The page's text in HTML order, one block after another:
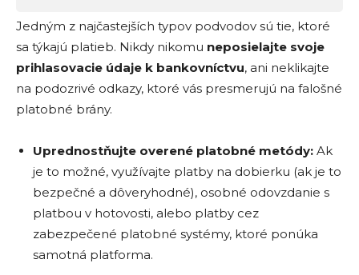
Jedným z najčastejších typov podvodov sú tie, ktoré
sa týkajú platieb. Nikdy nikomu neposielajte svoje
prihlasovacie údaje k bankovníctvu, ani neklikajte
na podozrivé odkazy, ktoré vás presmerujú na falošné
platobné brány.
Uprednostňujte overené platobné metódy: Ak
je to možné, využívajte platby na dobierku (ak je to
bezpečné a dôveryhodné), osobné odovzdanie s
platbou v hotovosti, alebo platby cez
zabezpečené platobné systémy, ktoré ponúka
samotná platforma.